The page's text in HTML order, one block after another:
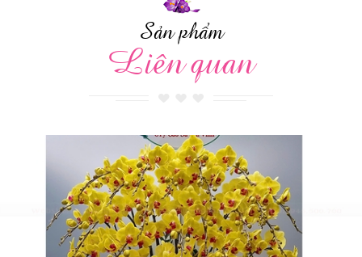
Sản phẩm
Liên quan